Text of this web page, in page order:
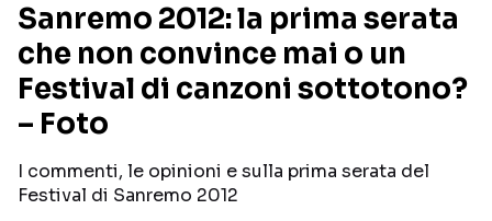
RECENSIONI MUSICALI
INTERVISTE
GOSSIP E CURIOSITÀ
TESTI CANZONI
TOUR ED EVENTI
TALENT SHOW
Sanremo 2012: la prima serata
che non convince mai o un
Festival di canzoni sottotono?
– Foto
I commenti, le opinioni e sulla prima serata del
Festival di Sanremo 2012